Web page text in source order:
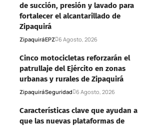
de succión, presión y lavado para
fortalecer el alcantarillado de
Zipaquirá
ZipaquiráEPZ 6 Agosto, 2026
Cinco motocicletas reforzarán el
patrullaje del Ejército en zonas
urbanas y rurales de Zipaquirá
ZipaquiráSeguridad 6 Agosto, 2026
Características clave que ayudan a
que las nuevas plataformas de